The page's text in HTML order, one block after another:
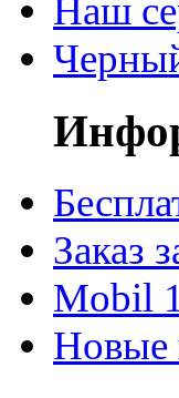
Наш
Заказ
Mobil
Новые